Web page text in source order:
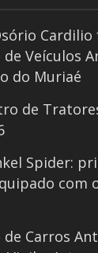
Cardilio
Veículos
do Muriaé
de
Spider:
com
Carros